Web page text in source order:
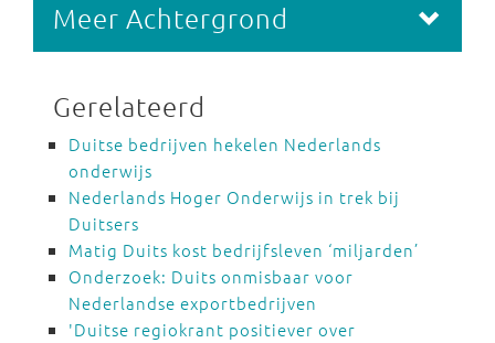
Meer Achtergrond
Gerelateerd
Duitse bedrijven hekelen Nederlands
onderwijs
Nederlands Hoger Onderwijs in trek bij
Duitsers
Matig Duits kost bedrijfsleven ‘miljarden’
Onderzoek: Duits onmisbaar voor
Nederlandse exportbedrijven
'Duitse regiokrant positiever over